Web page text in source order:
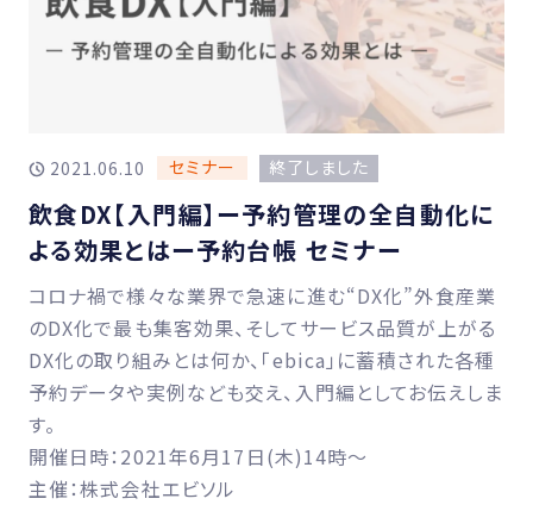
2021.06.10 セミナー 終了しました
飲食DX【入門編】ー予約管理の全自動化に
よる効果とはー予約台帳 セミナー
コロナ禍で様々な業界で急速に進む“DX化”外食産業
のDX化で最も集客効果、そしてサービス品質が上がる
DX化の取り組みとは何か、「ebica」に蓄積された各種
予約データや実例なども交え、入門編としてお伝えしま
す。
開催日時：2021年6月17日(木)14時〜
主催：株式会社エビソル